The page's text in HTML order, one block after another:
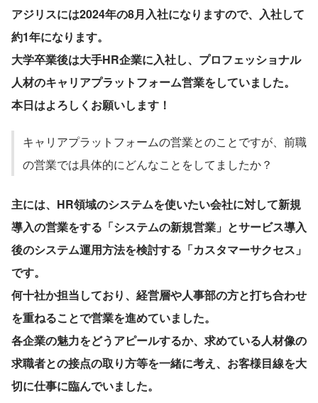
アジリスには2024年の8月入社になりますので、入社して
約1年になります。
大学卒業後は大手HR企業に入社し、プロフェッショナル
人材のキャリアプラットフォーム営業をしていました。
本日はよろしくお願いします！
キャリアプラットフォームの営業とのことですが、前職
の営業では具体的にどんなことをしてましたか？
主には、HR領域のシステムを使いたい会社に対して新規
導入の営業をする「システムの新規営業」とサービス導入
後のシステム運用方法を検討する「カスタマーサクセス」
です。
何十社か担当しており、経営層や人事部の方と打ち合わせ
を重ねることで営業を進めていました。
各企業の魅力をどうアピールするか、求めている人材像の
求職者との接点の取り方等を一緒に考え、お客様目線を大
切に仕事に臨んでいました。